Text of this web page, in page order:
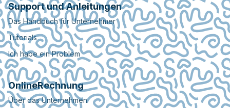
Support und Anleitungen
Das Handbuch für Unternehmer
Tutorials
Ich habe ein Problem
OnlineRechnung
Über das Unternehmen